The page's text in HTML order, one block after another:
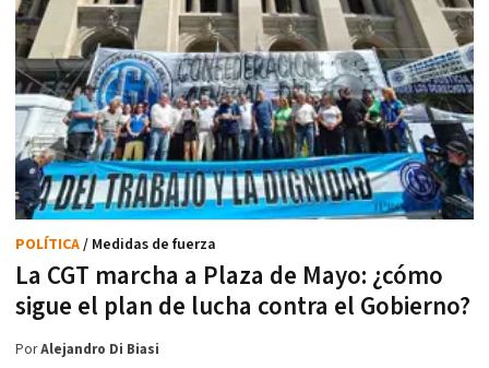
La CGT marcha a Plaza de Mayo: ¿cómo
sigue el plan de lucha contra el Gobierno?
POLÍTICA/ Medidas de fuerza
PorAlejandro Di Biasi